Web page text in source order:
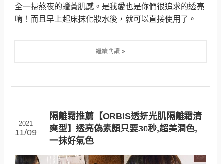
全一掃熬夜的蠟黃肌感。是我愛也是你們很追求的透亮
唷！而且早上起床抹化妝水後，就可以直接使用了。
隔離霜推薦【ORBIS透妍光肌隔離霜清
爽型】透亮偽素顏只要30秒,超美潤色,
一抹好氣色
2021
11/09